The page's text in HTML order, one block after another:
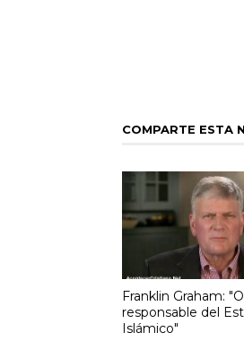
COMPARTE ESTA
Franklin Graham:
responsable del
Islámico"